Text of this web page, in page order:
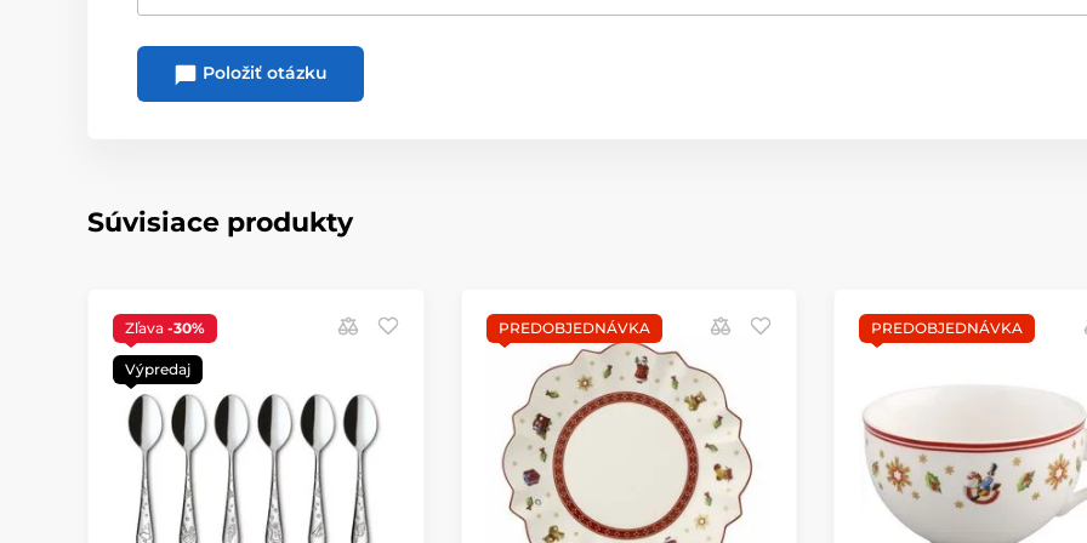
Položiť otázku
Súvisiace produkty
Zľava -30%
Výpredaj
PREDOBJEDNÁVKA PREDOBJEDNÁVKA